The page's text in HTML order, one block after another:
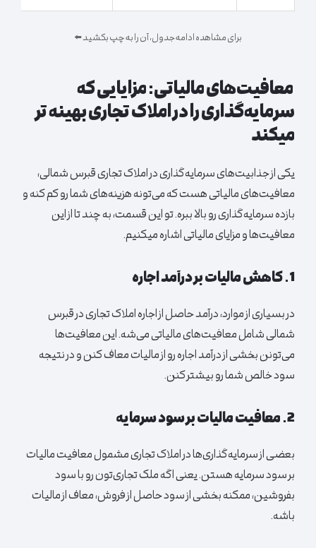
برای مشاهده ادامه جدول، آن را به چپ بکشید ⬅️
معافیت‌های مالیاتی: مزایایی که
سرمایه‌گذاری را در املاک تجاری بهینه تر
میکند
یکی از جذابیت‌های سرمایه‌گذاری در املاک تجاری قبرس شمالی،
معافیت‌های مالیاتی هست که می‌تونه هزینه‌های شما رو کم کنه و
بازده سرمایه‌گذاری رو بالا ببره. تو این قسمت، به چند تا از این
معافیت‌ها و مزایای مالیاتی اشاره میکنیم.
1. کاهش مالیات بر درآمد اجاره
در بسیاری از موارد، درآمد حاصل از اجاره املاک تجاری در قبرس
شمالی شامل معافیت‌های مالیاتی می‌شه. این معافیت‌ها
می‌تونن بخشی از درآمد اجاره رو از مالیات معاف کنن و در نتیجه
سود خالص شما رو بیشتر کنن.
2. معافیت مالیات بر سود سرمایه
بعضی از سرمایه‌گذاری‌ها در املاک تجاری مشمول معافیت مالیات
بر سود سرمایه هستن. یعنی اگه ملک تجاری‌تون رو با سود
بفروشین، ممکنه بخشی از سود حاصل از فروش، معاف از مالیات
باشه.